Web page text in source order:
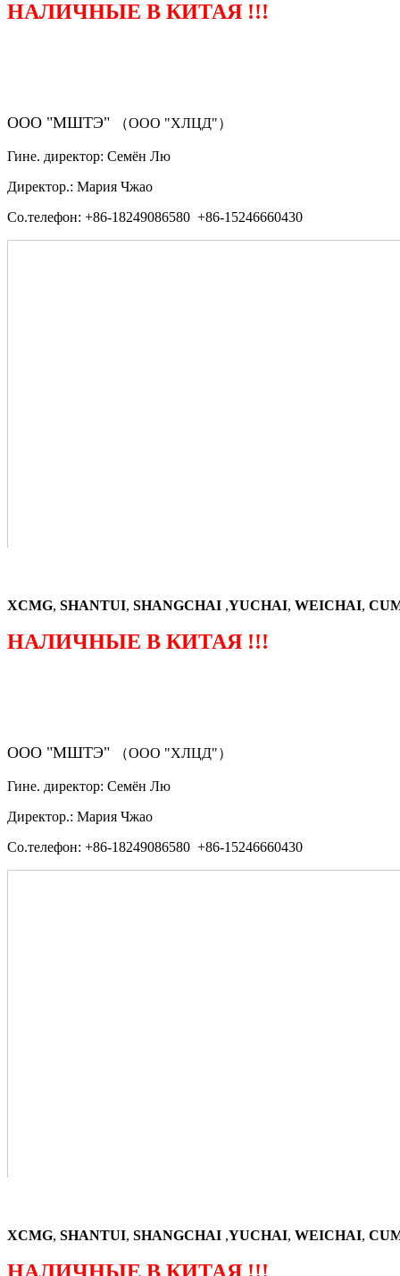
НАЛИЧНЫЕ В КИТАЯ !!!
ООО "МШТЭ" （ООО "ХЛЦД"）
Гине. директор: Семён Лю
Директор.: Мария Чжао
Со.телефон: +86-18249086580 +86-15246660430
XCMG, SHANTUI, SHANGCHAI ,YUCHAI, WEICHAI,
НАЛИЧНЫЕ В КИТАЯ !!!
ООО "МШТЭ" （ООО "ХЛЦД"）
Гине. директор: Семён Лю
Директор.: Мария Чжао
Со.телефон: +86-18249086580 +86-15246660430
XCMG, SHANTUI, SHANGCHAI ,YUCHAI, WEICHAI,